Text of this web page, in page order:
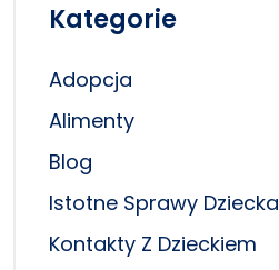
Kategorie
Adopcja
Alimenty
Blog
Istotne Sprawy Dziecka
Kontakty Z Dzieckiem